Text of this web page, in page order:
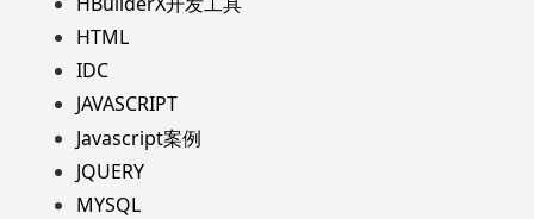
HTML
IDC
JAVASCRIPT
Javascript案例
JQUERY
MYSQL